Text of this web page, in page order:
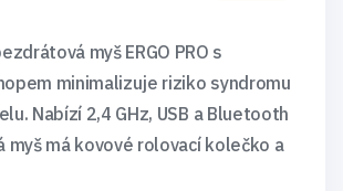
myš ERGO PRO s
minimalizuje riziko syndromu
Nabízí 2,4 GHz, USB a Bluetooth
myš má kovové rolovací kolečko a